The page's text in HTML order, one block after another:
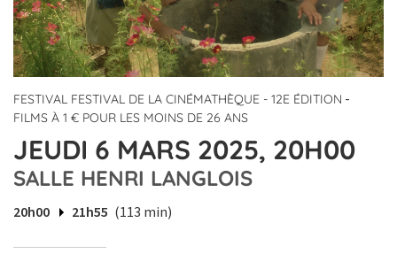
FESTIVAL FESTIVAL DE LA CINÉMATHÈQUE - 12E ÉDITION -
FILMS À 1 € POUR LES MOINS DE 26 ANS
JEUDI 6 MARS 2025, 20H00
SALLE HENRI LANGLOIS
20h00 21h55 (113 min)